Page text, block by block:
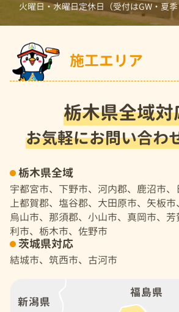
火曜日・水曜日定休日（受付はGW・夏季
施工エリア
栃木県全域対
お気軽にお問い合わ
栃木県全域
宇都宮市、下野市、河内郡、鹿沼市、
上都賀郡、塩谷郡、大田原市、矢板
烏山市、那須郡、小山市、真岡市、
利市、栃木市、佐野市
茨城県対応
結城市、筑西市、古河市